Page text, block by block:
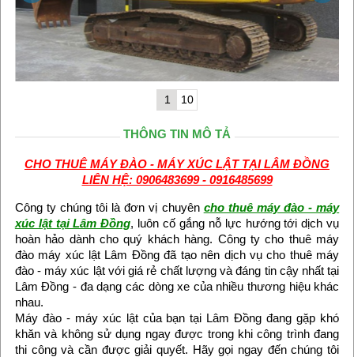
1 10
THÔNG TIN MÔ TẢ
CHO THUÊ MÁY ĐÀO - MÁY XÚC LẬT TẠI LÂM ĐỒNG
LIÊN HỆ: 0906483699 - 0916485699
Công ty chúng tôi là đơn vị chuyên cho thuê máy đào - máy
xúc lật tại Lâm Đồng, luôn cố gắng nỗ lực hướng tới dịch vụ
hoàn hảo dành cho quý khách hàng. Công ty cho thuê máy
đào máy xúc lật Lâm Đồng đã tạo nên dịch vụ cho thuê máy
đào - máy xúc lật với giá rẻ chất lượng và đáng tin cậy nhất tại
Lâm Đồng - đa dạng các dòng xe của nhiều thương hiệu khác
nhau.
Máy đào - máy xúc lật của bạn tại Lâm Đồng đang gặp khó
khăn và không sử dụng ngay được trong khi công trình đang
thi công và cần được giải quyết. Hãy gọi ngay đến chúng tôi